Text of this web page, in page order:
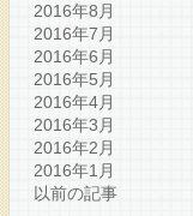
2016年8月
2016年7月
2016年6月
2016年5月
2016年4月
2016年3月
2016年2月
2016年1月
以前の記事